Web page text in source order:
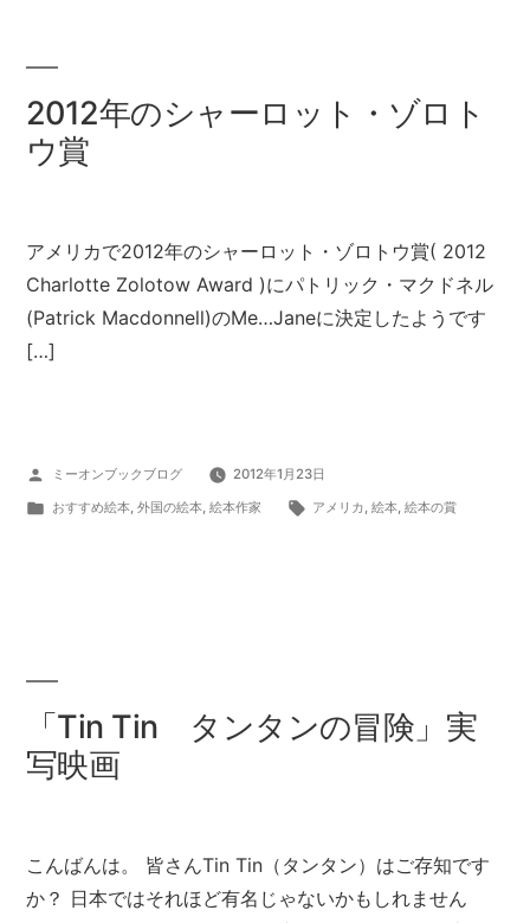
2012年のシャーロット・ゾロト
ウ賞
アメリカで2012年のシャーロット・ゾロトウ賞( 2012
Charlotte Zolotow Award )にパトリック・マクドネル
(Patrick Macdonnell)のMe…Janeに決定したようです
[…]
投
稿
ミーオンブックブログ
2012年1月23日
カ
おすすめ絵本, 外国の絵本, 絵本作家
タ
アメリカ ,絵本 ,絵本の賞
「Tin Tin タンタンの冒険」実
写映画
こんばんは。 皆さんTin Tin（タンタン）はご存知です
か？ 日本ではそれほど有名じゃないかもしれません